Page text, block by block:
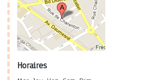
Horaires